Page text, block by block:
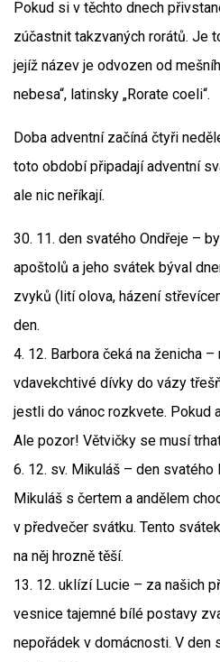
Pokud si v těchto dnech
zúčastnit takzvaných rorátů. Je
jejíž název je odvozen od
nebesa“, latinsky „Rorate coeli“.
Doba adventní začíná čtyři
toto období připadají adventní
ale nic neříkají.
30. 11. den svatého Ondřeje –
apoštolů a jeho svátek býval
zvyků (lití olova, házení
den.
4. 12. Barbora čeká na ženicha
vdavekchtivé dívky do vázy
jestli do vánoc rozkvete. Pokud
Ale pozor! Větvičky se musí
6. 12. sv. Mikuláš – den
Mikuláš s čertem a andělem
v předvečer svátku. Tento
na něj hrozně těší.
13. 12. uklízí Lucie – za našich
vesnice tajemné bílé postavy
nepořádek v domácnosti. V den